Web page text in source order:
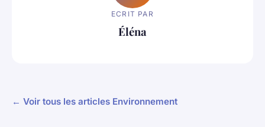
ECRIT PAR
Éléna
← Voir tous les articles Environnement